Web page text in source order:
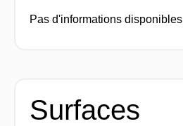
Pas d'informations disponibles
Surfaces